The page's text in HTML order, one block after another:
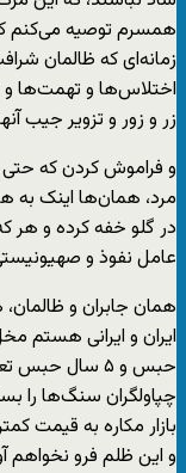
همسرم توصیه می‌کنم
زمانه‌ای که ظالمان
اختلاس‌ها و تهمت‌ها و
زر و زور و تزویر جیب
و فراموش کردن که حتی
مرد، همان‌ها اینک
در گلو خفه کرده و هر
عامل نفوذ و
همان جابران و
حبس و ۵ سال
چپاولگران سنگ‌ها را
بازار مکاره به قیمت
و این ظلم فرو نخواهم